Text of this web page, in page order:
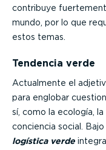
contribuye
mundo, por lo que
estos temas.
Tendencia verde
Actualmente el
para englobar
sí, como la ecología,
conciencia social.
logística verde